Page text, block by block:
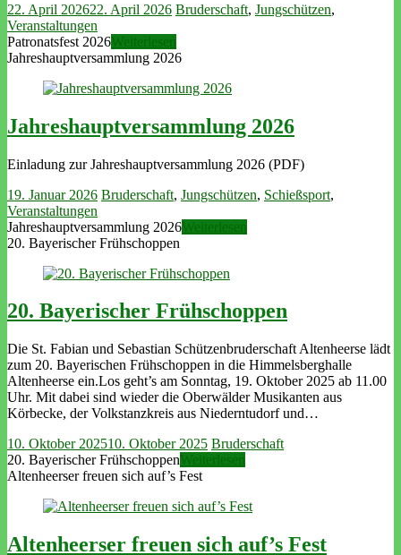
22. April 202622. April 2026 Bruderschaft, Jungschützen,
Veranstaltungen
Patronatsfest 2026
Jahreshauptversammlung 2026
Jahreshauptversammlung 2026
Einladung zur Jahreshauptversammlung 2026 (PDF)
19. Januar 2026 Bruderschaft, Jungschützen, Schießsport,
Veranstaltungen
Jahreshauptversammlung 2026
20. Bayerischer Frühschoppen
20. Bayerischer Frühschoppen
Die St. Fabian und Sebastian Schützenbruderschaft Altenheerse lädt
zum 20. Bayerischen Frühschoppen in die Himmelsberghalle
Altenheerse ein.Los geht’s am Sonntag, 19. Oktober 2025 ab 11.00
Uhr. Mit dabei sind wieder die Oberwälder Musikanten aus
Körbecke, der Volkstanzkreis aus Niederntudorf und…
10. Oktober 202510. Oktober 2025 Bruderschaft
20. Bayerischer Frühschoppen
Altenheerser freuen sich auf’s Fest
Altenheerser freuen sich auf’s Fest